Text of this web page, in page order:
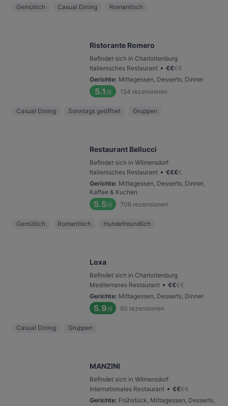
Gemütlich Casual Dining Romantisch
Ristorante Romero
Befindet sich in Charlottenburg
Italienisches Restaurant • €€€€
Gerichte: Mittagessen, Desserts, Dinner
5.1 /6 154 rezensionen
Casual Dining Sonntags geöffnet Gruppen
Restaurant Bellucci
Befindet sich in Wilmersdorf
Italienisches Restaurant • €€€€
Gerichte: Mittagessen, Desserts, Dinner,
Kaffee & Kuchen
5.5/6 706 rezensionen
Gemütlich Romantisch Hundefreundlich
Loxa
Befindet sich in Charlottenburg
Mediterranes Restaurant • €€€€
Gerichte: Mittagessen, Desserts, Dinner
5.9/6 60 rezensionen
Casual Dining Gruppen
MANZINI
Befindet sich in Wilmersdorf
Internationales Restaurant • €€€€
Gerichte: Frühstück, Mittagessen, Desserts,